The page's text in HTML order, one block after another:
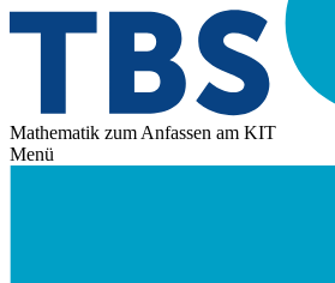
Mathematik zum Anfassen am KIT
Menü